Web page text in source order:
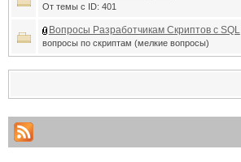
От темы с ID: 401
Вопросы Разработчикам Скриптов с SQL
вопросы по скриптам (мелкие вопросы)